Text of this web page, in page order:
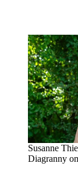
Susanne
Diagranny